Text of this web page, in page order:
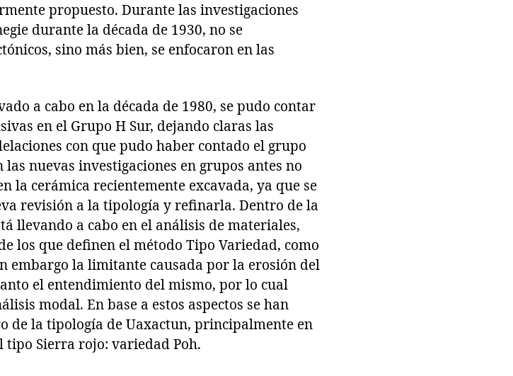
propuesto. Durante las investigaciones
durante la década de 1930, no se
sino más bien, se enfocaron en las
a cabo en la década de 1980, se pudo contar
en el Grupo H Sur, dejando claras las
con que pudo haber contado el grupo
nuevas investigaciones en grupos antes no
la cerámica recientemente excavada, ya que se
revisión a la tipología y refinarla. Dentro de la
llevando a cabo en el análisis de materiales,
los que definen el método Tipo Variedad, como
embargo la limitante causada por la erosión del
el entendimiento del mismo, por lo cual
modal. En base a estos aspectos se han
de la tipología de Uaxactun, principalmente en
tipo Sierra rojo: variedad Poh.